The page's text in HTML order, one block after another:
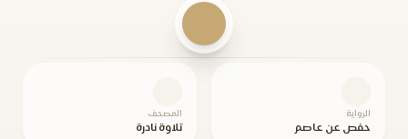
الرواية
حفص عن عاصم
المصحف
تلاوة نادرة